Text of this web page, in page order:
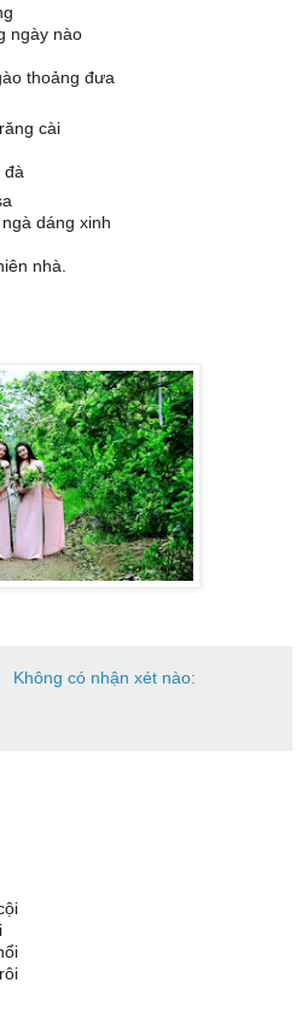
ngày nào
thoảng đưa
cài
đà
dáng xinh
nhà.
Không có nhận xét nào: